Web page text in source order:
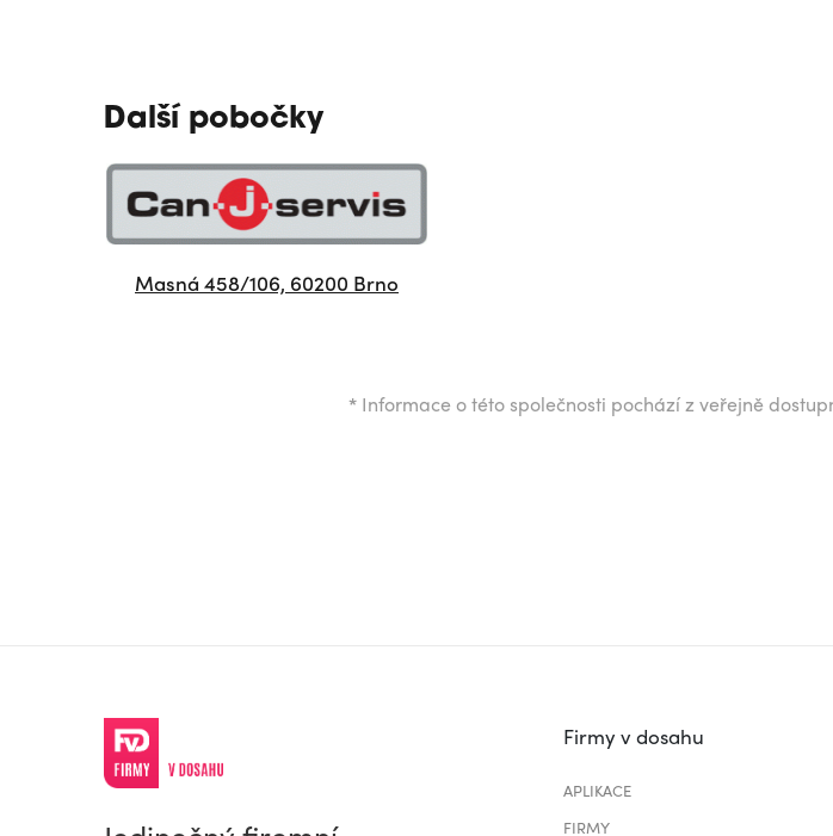
Další pobočky
Masná 458/106, 60200 Brno
* Informace o této společnosti pochází z veřejně
Firmy v dosahu
APLIKACE
FIRMY